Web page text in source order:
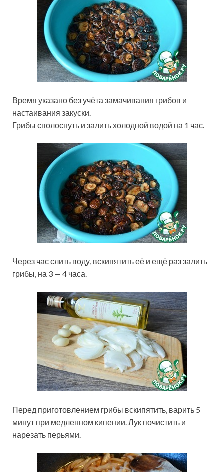
Время указано без учёта замачивания грибов и
настаивания закуски.
Грибы сполоснуть и залить холодной водой на 1 час.
Через час слить воду, вскипятить её и ещё раз залить
грибы, на 3 — 4 часа.
Перед приготовлением грибы вскипятить, варить 5
минут при медленном кипении. Лук почистить и
нарезать перьями.